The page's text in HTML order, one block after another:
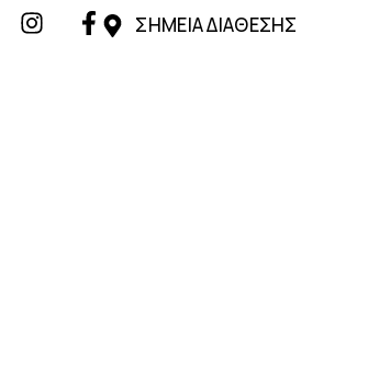
ΣΗΜΕΙΑ ΔΙΑΘΕΣΗΣ